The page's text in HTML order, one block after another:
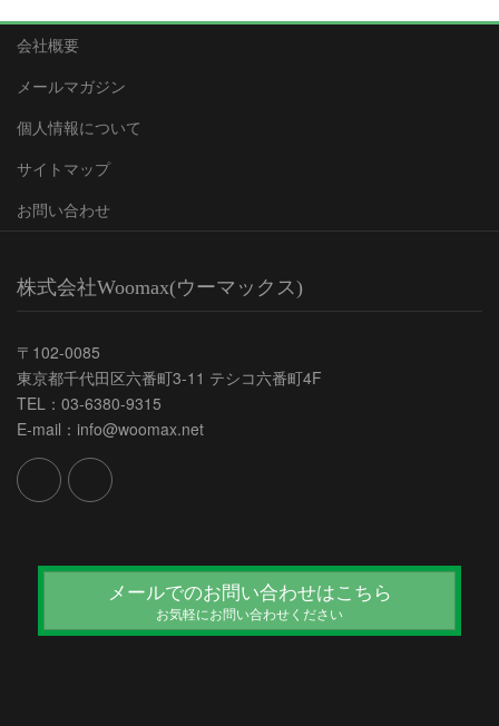
会社概要
メールマガジン
個人情報について
サイトマップ
お問い合わせ
株式会社Woomax(ウーマックス)
〒102-0085
東京都千代田区六番町3-11 テシコ六番町4F
TEL：03-6380-9315
E-mail：info@woomax.net
メールでのお問い合わせはこちら
お気軽にお問い合わせください